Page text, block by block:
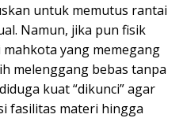
untuk memutus rantai
Namun, jika pun fisik
yang memegang
melenggang bebas tanpa
kuat “dikunci” agar
fasilitas materi hingga